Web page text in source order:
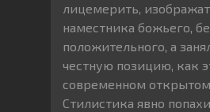
лицемерить,
наместника божьего,
положительного, а
честную позицию, как
современном
Стилистика явно